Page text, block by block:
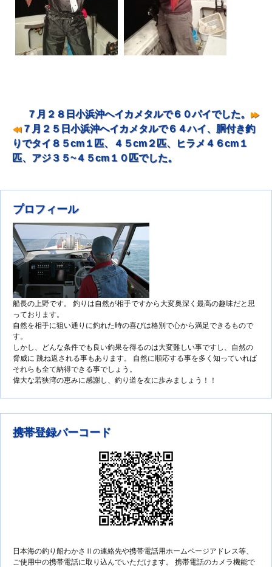
投稿ナビゲーション
７月２８日小浜沖へイカメタルで６０パイでした。
７月２５日小浜沖へイカメタルで６４ハイ、胴付き釣
りでタイ８５cm１匹、４５cm２匹、ヒラメ４６cm１
匹、アジ３５~４５cm１０匹でした。
プロフィール
船長の上野です。 釣りは自然が相手ですから大変奥深く最高の趣味だと思
っております。
自然を相手に狙い通りに釣れた時の喜びは格別で心から満足できるもので
す。
しかし、どんな条件でも良い釣果を得るのは大変難しい事ですし、自然の
脅威に 跳ね返される事もあります。 自然に順応する事を多く知っていれば
それらも全て納得できる事でしょう。
偉大な若狭湾の恵みに感謝し、釣り道を友に歩みましょう！！
携帯登録バーコード
日本海の釣り船わかさⅡの連絡先や携帯電話用ホームページアドレス等、
ご使用中の携帯電話に取り込んでいただけます。 携帯電話のカメラ機能で